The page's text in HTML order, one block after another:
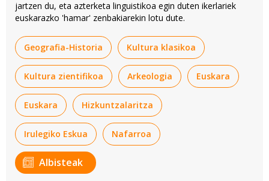
jartzen du, eta azterketa linguistikoa egin duten ikerlariek
euskarazko 'hamar' zenbakiarekin lotu dute.
Geografia-Historia Kultura klasikoa
Kultura zientifikoa Arkeologia Euskara
Euskara Hizkuntzalaritza
Irulegiko Eskua Nafarroa
Albisteak